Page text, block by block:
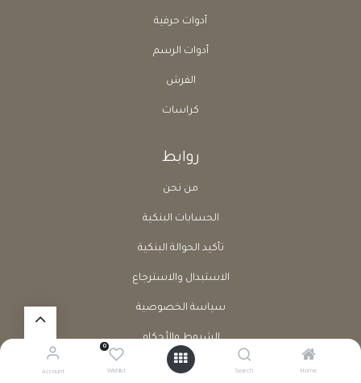
Home
Search
0
Wishlist
Account
أدوات حرفية
أدوات الرسم
الفرش
كراسات
روابط
من نحن
الحسابات البنكية
تأكيد الحوالة البنكية
الاستبدال والاسترجاع
سياسة الخصوصية
الشروط والأحكام
طلب إرجاع منتج